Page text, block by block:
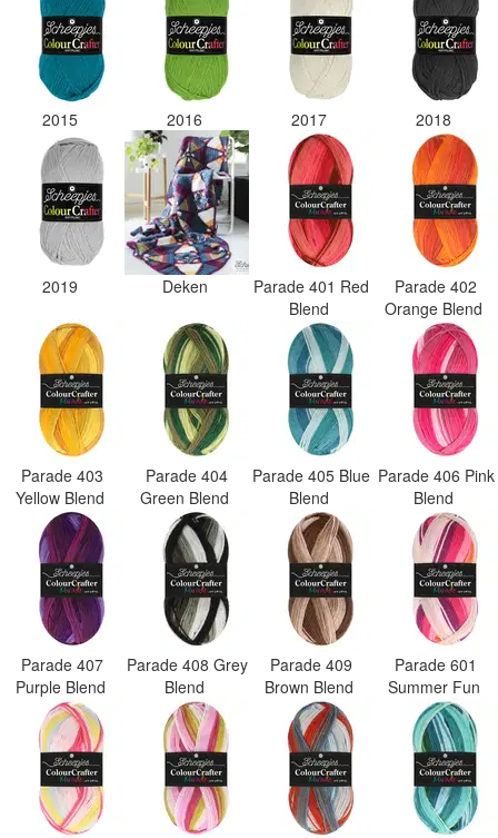
2015 2016 2017 2018
2019 Deken
Parade 401 Red
Blend
Parade 402
Orange Blend
Parade 403
Yellow Blend
Parade 404
Green Blend
Parade 405 Blue
Blend
Parade 406 Pink
Blend
Parade 407
Purple Blend
Parade 408 Grey
Blend
Parade 409
Brown Blend
Parade 601
Summer Fun